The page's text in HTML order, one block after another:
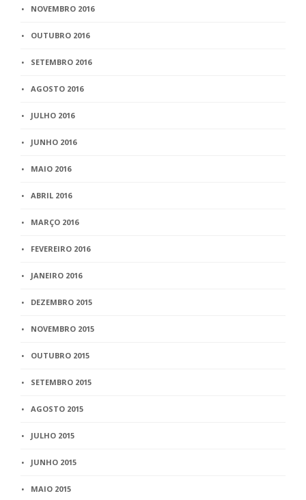
NOVEMBRO 2016
OUTUBRO 2016
SETEMBRO 2016
AGOSTO 2016
JULHO 2016
JUNHO 2016
MAIO 2016
ABRIL 2016
MARÇO 2016
FEVEREIRO 2016
JANEIRO 2016
DEZEMBRO 2015
NOVEMBRO 2015
OUTUBRO 2015
SETEMBRO 2015
AGOSTO 2015
JULHO 2015
JUNHO 2015
MAIO 2015